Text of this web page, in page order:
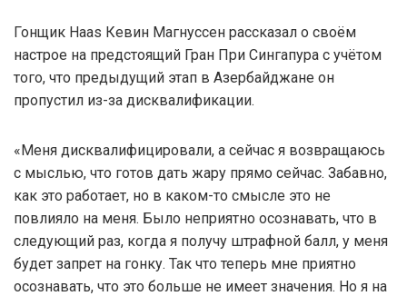
Гонщик Haas Кевин Магнуссен рассказал о своём
настрое на предстоящий Гран При Сингапура с учётом
того, что предыдущий этап в Азербайджане он
пропустил из-за дисквалификации.
«Меня дисквалифицировали, а сейчас я возвращаюсь
с мыслью, что готов дать жару прямо сейчас. Забавно,
как это работает, но в каком-то смысле это не
повлияло на меня. Было неприятно осознавать, что в
следующий раз, когда я получу штрафной балл, у меня
будет запрет на гонку. Так что теперь мне приятно
осознавать, что это больше не имеет значения. Но я на